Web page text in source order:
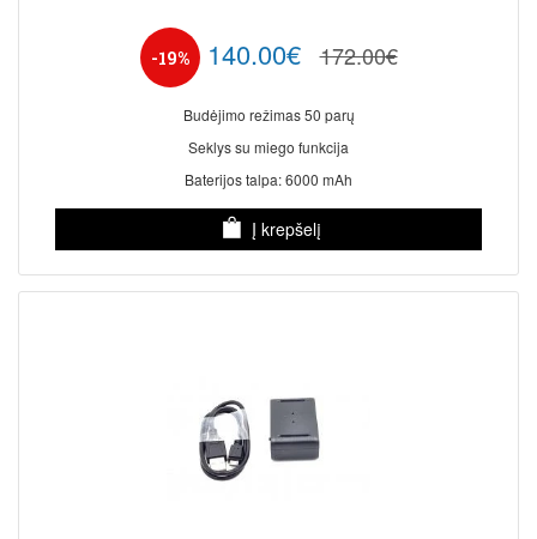
-19% 140.00€ 172.00€
Budėjimo režimas 50 parų
Seklys su miego funkcija
Baterijos talpa: 6000 mAh
Į krepšelį